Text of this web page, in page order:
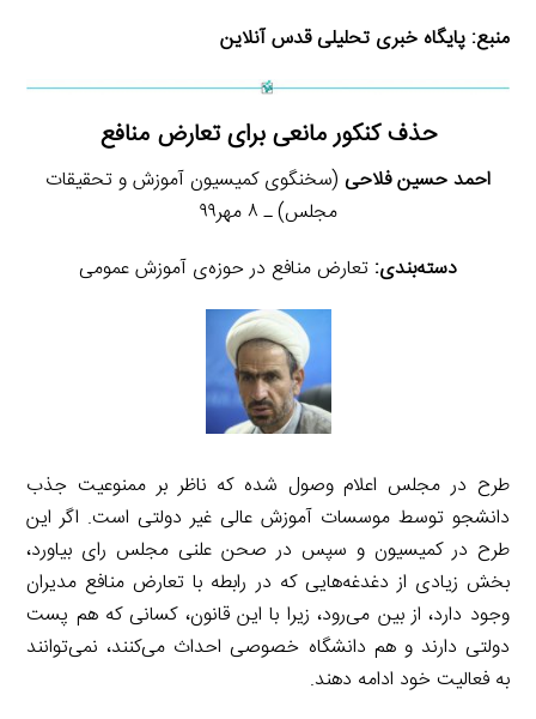
منبع: پایگاه خبری تحلیلی قدس آنلاین
حذف کنکور مانعی برای تعارض منافع
احمد حسین فلاحی (سخنگوی کمیسیون آموزش و تحقیقات
مجلس) ـ ۸ مهر۹۹
دسته‌بندی: تعارض منافع در حوزه‌ی آموزش عمومی
طرح در مجلس اعلام وصول شده که ناظر بر ممنوعیت جذب
دانشجو توسط موسسات آموزش عالی غیر دولتی است. اگر این
طرح در کمیسیون و سپس در صحن علنی مجلس رای بیاورد،
بخش زیادی از دغدغه‌هایی که در رابطه با تعارض منافع مدیران
وجود دارد، از بین می‌رود، زیرا با این قانون، کسانی که هم پست
دولتی دارند و هم دانشگاه خصوصی احداث می‌کنند، نمی‌توانند
به فعالیت خود ادامه دهند.